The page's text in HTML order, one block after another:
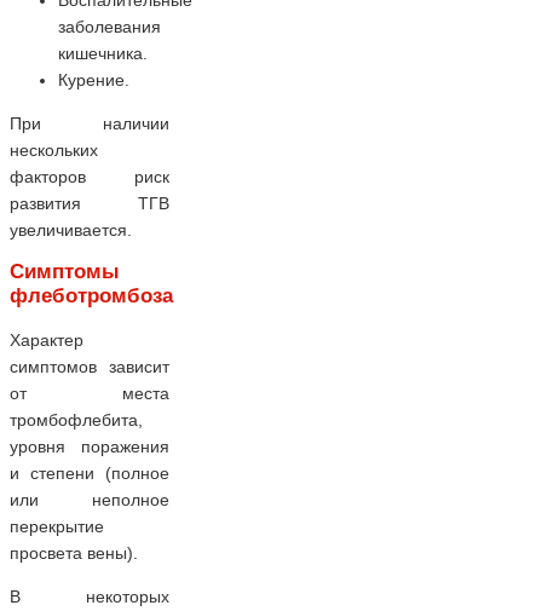
заболевания
кишечника.
Курение.
При наличии
нескольких
факторов риск
развития ТГВ
увеличивается.
Симптомы
флеботромбоза
Характер
симптомов зависит
от места
тромбофлебита,
уровня поражения
и степени (полное
или неполное
перекрытие
просвета вены).
В некоторых